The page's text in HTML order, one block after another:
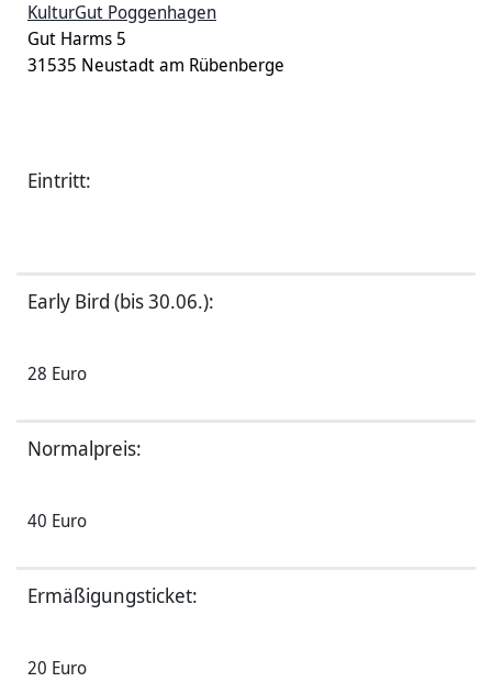
KulturGut Poggenhagen
Gut Harms 5
31535 Neustadt am Rübenberge
Eintritt:
Early Bird (bis 30.06.):
28 Euro
Normalpreis:
40 Euro
Ermäßigungsticket:
20 Euro